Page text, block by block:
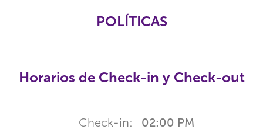
POLÍTICAS
Horarios de Check-in y Check-out
Check-in: 02:00 PM